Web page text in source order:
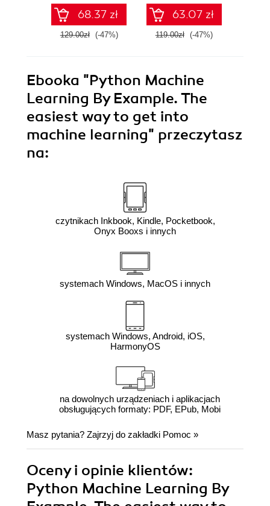
68.37 zł
129.00zł (-47%)
63.07 zł
119.00zł (-47%)
Ebooka "Python Machine
Learning By Example. The
easiest way to get into
machine learning" przeczytasz
na:
czytnikach Inkbook, Kindle, Pocketbook,
Onyx Booxs i innych
systemach Windows, MacOS i innych
systemach Windows, Android, iOS,
HarmonyOS
na dowolnych urządzeniach i aplikacjach
obsługujących formaty: PDF, EPub, Mobi
Masz pytania? Zajrzyj do zakładki Pomoc »
Oceny i opinie klientów:
Python Machine Learning By